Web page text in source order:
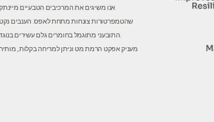
אנו משיגים את המרכיבים הטבעיים
שהטמפרטורות צונחות מתחת לאפס. הענבים